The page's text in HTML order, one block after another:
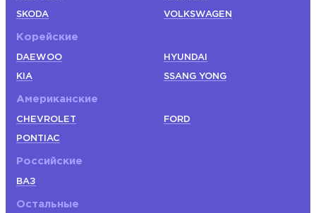
SKODA VOLKSWAGEN
Корейские
DAEWOO HYUNDAI
KIA SSANG YONG
Американские
CHEVROLET FORD
PONTIAC
Российские
ВАЗ
Остальные